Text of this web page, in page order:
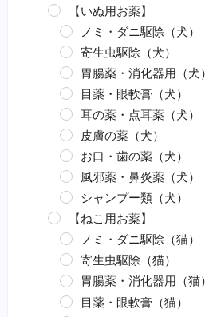
【いぬ用お薬】
ノミ・ダニ駆除（犬）
寄生虫駆除（犬）
胃腸薬・消化器用（犬）
目薬・眼軟膏（犬）
耳の薬・点耳薬（犬）
皮膚の薬（犬）
お口・歯の薬（犬）
風邪薬・鼻炎薬（犬）
シャンプー類（犬）
【ねこ用お薬】
ノミ・ダニ駆除（猫）
寄生虫駆除（猫）
胃腸薬・消化器用（猫）
目薬・眼軟膏（猫）